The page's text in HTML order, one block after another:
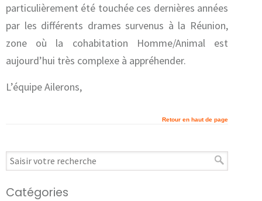
particulièrement été touchée ces dernières années
par les différents drames survenus à la Réunion,
zone où la cohabitation Homme/Animal est
aujourd’hui très complexe à appréhender.
L’équipe Ailerons,
Retour en haut de page
Catégories